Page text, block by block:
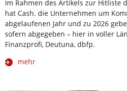
Im Rahmen des Artikels zur Hitliste
hat Cash. die Unternehmen um
abgelaufenen Jahr und zu 2026
sofern abgegeben – hier in voller
Finanzprofi, Deutuna, dbfp.
mehr